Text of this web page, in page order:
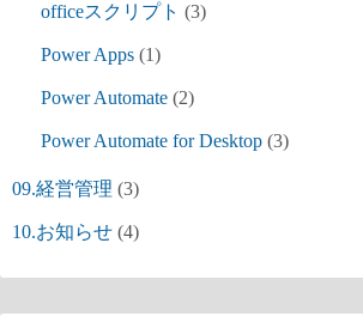
officeスクリプト (3)
Power Apps (1)
Power Automate (2)
Power Automate for Desktop (3)
09.経営管理 (3)
10.お知らせ (4)